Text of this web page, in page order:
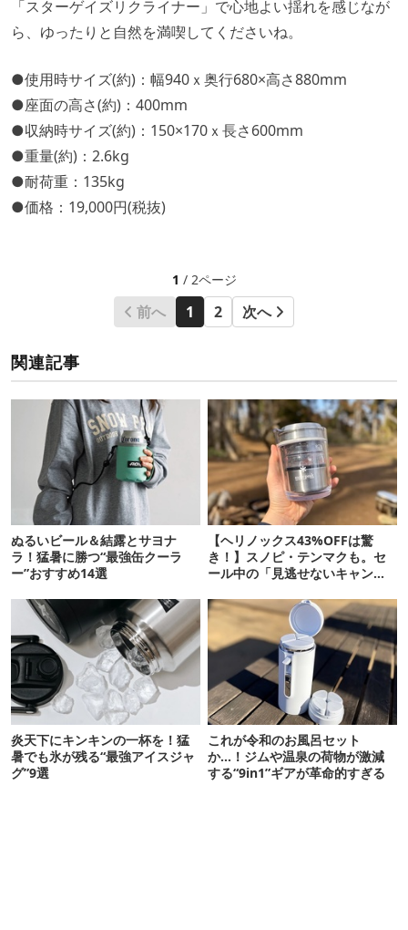
「スターゲイズリクライナー」で心地よい揺れを感じなが
ら、ゆったりと自然を満喫してくださいね。
●使用時サイズ(約)：幅940ｘ奥行680×高さ880mm
●座面の高さ(約)：400mm
●収納時サイズ(約)：150×170ｘ長さ600mm
●重量(約)：2.6kg
●耐荷重：135kg
●価格：19,000円(税抜)
1 / 2ページ
前へ 1 2 次へ
関連記事
ぬるいビール＆結露とサヨナ
ラ！猛暑に勝つ“最強缶クーラ
ー”おすすめ14選
【ヘリノックス43%OFFは驚
き！】スノピ・テンマクも。セ
ール中の「見逃せないキャンプ
炎天下にキンキンの一杯を！猛
暑でも氷が残る“最強アイスジャ
グ”9選
これが令和のお風呂セット
か…！ジムや温泉の荷物が激減
する“9in1”ギアが革命的すぎる